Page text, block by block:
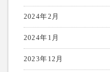
2024年2月
2024年1月
2023年12月